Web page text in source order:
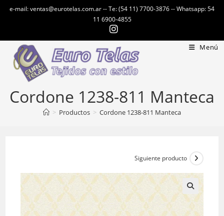
e-mail: ventas@eurotelas.com.ar -- Te: (54 11) 7700-3876 -- Whatsapp: 54
11 6900-4855
Menú
Cordone 1238-811 Manteca
> Productos > Cordone 1238-811 Manteca
Siguiente producto